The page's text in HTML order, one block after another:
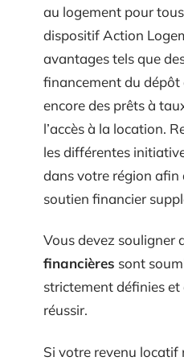
au logement pour
dispositif Action
avantages tels que
financement du dépôt
encore des prêts à
l’accès à la location.
les différentes
dans votre région afin
soutien financier
Vous devez souligner
financières sont
strictement définies et
réussir.
Si votre revenu locatif